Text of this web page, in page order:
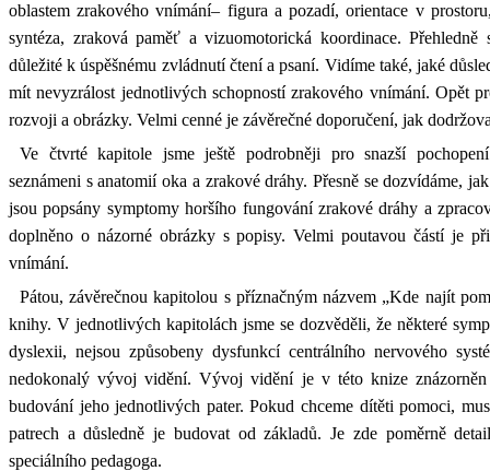
oblastem zrakového vnímání– figura a pozadí, orientace v
syntéza, zraková paměť a vizuomotorická koordinace.
důležité k úspěšnému zvládnutí čtení a psaní. Vidíme také, jaké
mít nevyzrálost jednotlivých schopností zrakového vnímání. Opět
rozvoji a obrázky. Velmi cenné je závěrečné doporučení, jak
Ve čtvrté kapitole jsme ještě podrobněji pro snazší
seznámeni s anatomií oka a zrakové dráhy. Přesně se dozvídáme,
jsou popsány symptomy horšího fungování zrakové dráhy a
doplněno o názorné obrázky s popisy. Velmi poutavou částí je
vnímání.
Pátou, závěrečnou kapitolou s příznačným názvem „Kde najít
knihy. V jednotlivých kapitolách jsme se dozvěděli, že některé
dyslexii, nejsou způsobeny dysfunkcí centrálního nervového
nedokonalý vývoj vidění. Vývoj vidění je v této knize
budování jeho jednotlivých pater. Pokud chceme dítěti pomoci,
patrech a důsledně je budovat od základů. Je zde poměrně
speciálního pedagoga.